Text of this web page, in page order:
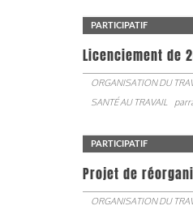
PARTICIPATIF
Licenciement de
ORGANISATION DU
SANTÉ AU TRAVAIL
PARTICIPATIF
Projet de
ORGANISATION DU